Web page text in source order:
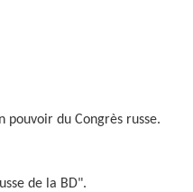
pouvoir du Congrès russe.
de la BD".